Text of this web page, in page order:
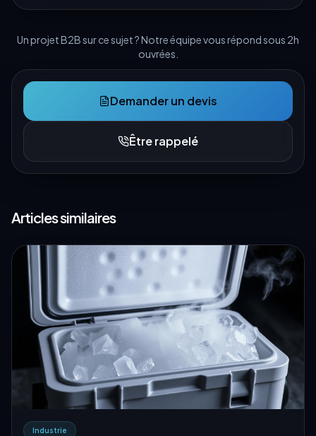
Un projet B2B sur ce sujet ? Notre équipe vous répond sous 2h
ouvrées.
Demander un devis
Être rappelé
Articles similaires
Industrie